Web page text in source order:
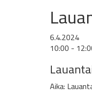
6.4.2024
10:00 -
Aika: